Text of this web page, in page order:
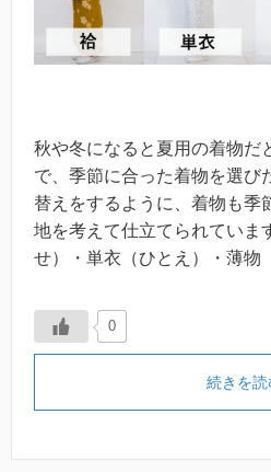
秋や冬になると夏用の着物だ
で、季節に合った着物を選び
替えをするように、着物も季
地を考えて仕立てられていま
せ）・単衣（ひとえ）・薄物
0
続きを読